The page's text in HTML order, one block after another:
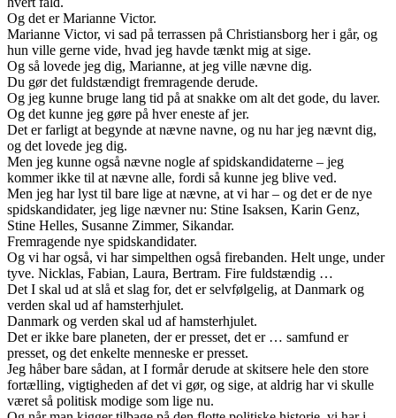
Og det er Marianne Victor.
Marianne Victor, vi sad på terrassen på Christiansborg her i går, og
hun ville gerne vide, hvad jeg havde tænkt mig at sige.
Og så lovede jeg dig, Marianne, at jeg ville nævne dig.
Du gør det fuldstændigt fremragende derude.
Og jeg kunne bruge lang tid på at snakke om alt det gode, du laver.
Og det kunne jeg gøre på hver eneste af jer.
Det er farligt at begynde at nævne navne, og nu har jeg nævnt dig,
og det lovede jeg dig.
Men jeg kunne også nævne nogle af spidskandidaterne – jeg
kommer ikke til at nævne alle, fordi så kunne jeg blive ved.
Men jeg har lyst til bare lige at nævne, at vi har – og det er de nye
spidskandidater, jeg lige nævner nu: Stine Isaksen, Karin Genz,
Stine Helles, Susanne Zimmer, Sikandar.
Fremragende nye spidskandidater.
Og vi har også, vi har simpelthen også firebanden. Helt unge, under
tyve. Nicklas, Fabian, Laura, Bertram. Fire fuldstændig …
Det I skal ud at slå et slag for, det er selvfølgelig, at Danmark og
verden skal ud af hamsterhjulet.
Danmark og verden skal ud af hamsterhjulet.
Det er ikke bare planeten, der er presset, det er … samfund er
presset, og det enkelte menneske er presset.
Jeg håber bare sådan, at I formår derude at skitsere hele den store
fortælling, vigtigheden af det vi gør, og sige, at aldrig har vi skulle
været så politisk modige som lige nu.